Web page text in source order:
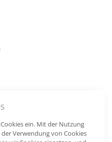
ein. Mit der Nutzung
Verwendung von Cookies